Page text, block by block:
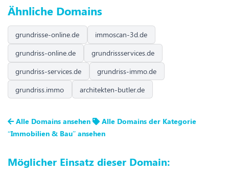
Ähnliche Domains
grundrisse-online.de
immoscan-3d.de
grundriss-online.de
grundrissservices.de
grundriss-services.de
grundriss-immo.de
grundriss.immo
architekten-butler.de
Alle Domains ansehen
Alle Domains der Kategorie
“Immobilien & Bau” ansehen
Möglicher Einsatz dieser Domain: